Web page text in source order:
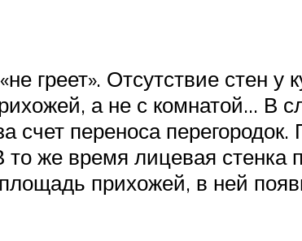
греет». Отсутствие стен у
а не с комнатой… В
счет переноса
же время лицевая стенка
площадь прихожей, в ней